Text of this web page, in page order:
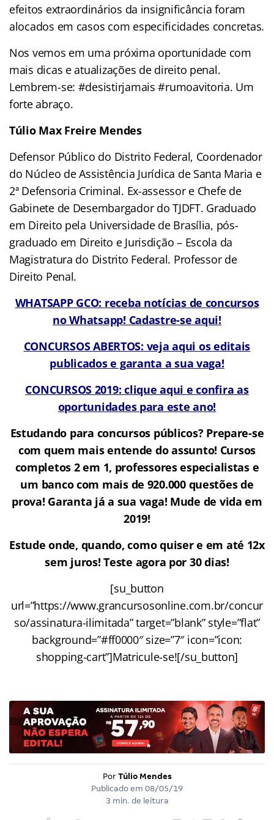
efeitos extraordinários da insignificância foram
alocados em casos com especificidades concretas.
Nos vemos em uma próxima oportunidade com
mais dicas e atualizações de direito penal.
Lembrem-se: #desistirjamais #rumoavitoria. Um
forte abraço.
Túlio Max Freire Mendes
Defensor Público do Distrito Federal, Coordenador
do Núcleo de Assistência Jurídica de Santa Maria e
2ª Defensoria Criminal. Ex-assessor e Chefe de
Gabinete de Desembargador do TJDFT. Graduado
em Direito pela Universidade de Brasília, pós-
graduado em Direito e Jurisdição – Escola da
Magistratura do Distrito Federal. Professor de
Direito Penal.
WHATSAPP GCO: receba notícias de concursos
no Whatsapp! Cadastre-se aqui!
CONCURSOS ABERTOS: veja aqui os editais
publicados e garanta a sua vaga!
CONCURSOS 2019: clique aqui e confira as
oportunidades para este ano!
Estudando para concursos públicos? Prepare-se
com quem mais entende do assunto! Cursos
completos 2 em 1, professores especialistas e
um banco com mais de 920.000 questões de
prova! Garanta já a sua vaga! Mude de vida em
2019!
Estude onde, quando, como quiser e em até 12x
sem juros! Teste agora por 30 dias!
[su_button
url=”https://www.grancursosonline.com.br/concur
so/assinatura-ilimitada” target=”blank” style=”flat”
background=”#ff0000″ size=”7″ icon=”icon:
shopping-cart”]Matricule-se![/su_button]
Por Túlio Mendes
Publicado em 08/05/19
3 min. de leitura